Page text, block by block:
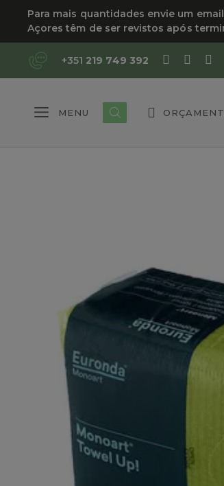
Saltar
o
conteúdo
Para mais quantidades envie um
Açores têm de ser revistos após
+351 219 749 392
MENU